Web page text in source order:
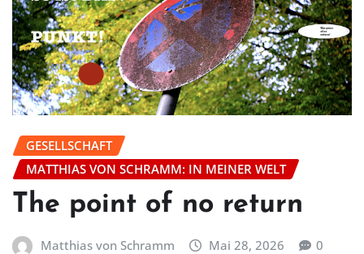
GESELLSCHAFT
MATTHIAS VON SCHRAMM: IN MEINER WELT
The point of no return
Matthias von Schramm Mai 28, 2026 0